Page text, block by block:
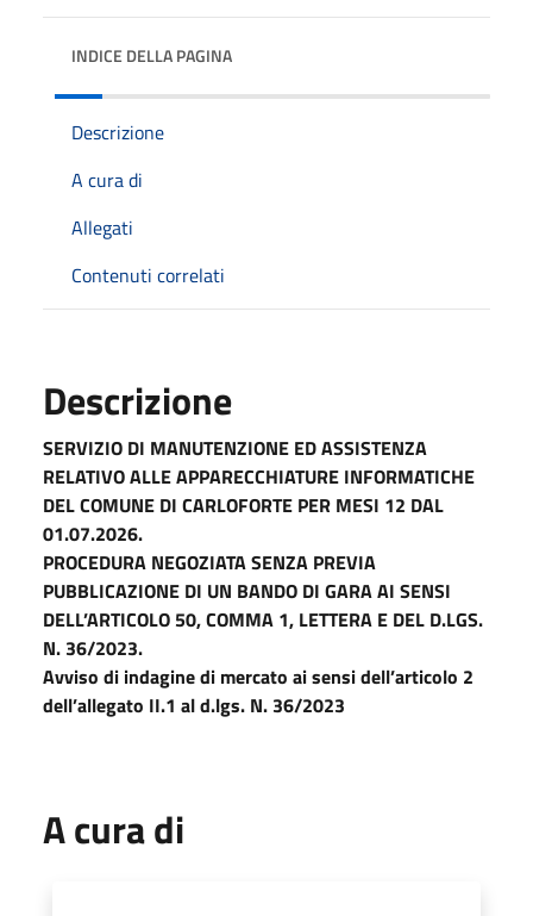
INDICE DELLA PAGINA
Descrizione
A cura di
Allegati
Contenuti correlati
Descrizione
SERVIZIO DI MANUTENZIONE ED ASSISTENZA
RELATIVO ALLE APPARECCHIATURE INFORMATICHE
DEL COMUNE DI CARLOFORTE PER MESI 12 DAL
01.07.2026.
PROCEDURA NEGOZIATA SENZA PREVIA
PUBBLICAZIONE DI UN BANDO DI GARA AI SENSI
DELL’ARTICOLO 50, COMMA 1, LETTERA E DEL D.LGS.
N. 36/2023.
Avviso di indagine di mercato ai sensi dell’articolo 2
dell’allegato II.1 al d.lgs. N. 36/2023
A cura di